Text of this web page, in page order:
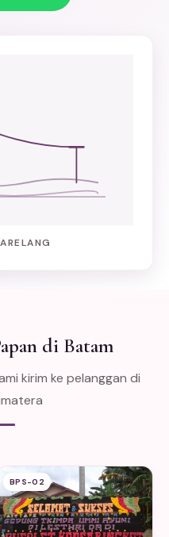
di Batam
kirim ke pelanggan di
BPS-02